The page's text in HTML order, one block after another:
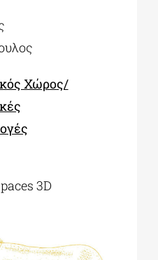
Χώρος/
3D